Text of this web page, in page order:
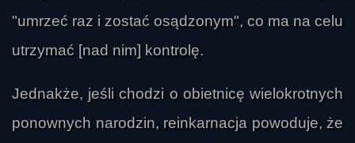
"umrzeć raz i zostać osądzonym", co ma na celu
utrzymać [nad nim] kontrolę.
Jednakże, jeśli chodzi o obietnicę wielokrotnych
ponownych narodzin, reinkarnacja powoduje, że